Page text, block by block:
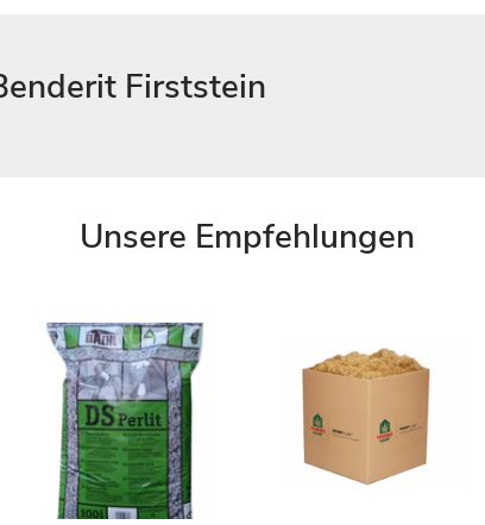
Firststein
Unsere Empfehlungen